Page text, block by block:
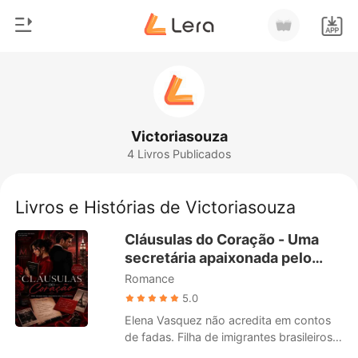
Baixar App
Lobisomem
Romance
Bilionários
Ranking
Victoriasouza
4 Livros Publicados
Livros e Histórias de Victoriasouza
Cláusulas do Coração - Uma
secretária apaixonada pelo
chefe
Romance
5.0
Elena Vasquez não acredita em contos
de fadas. Filha de imigrantes brasileiros